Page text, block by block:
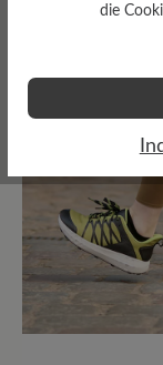
5 von 5
Perfekt (2)
Sehr gut (0)
Gut (0)
die